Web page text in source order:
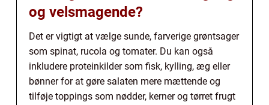
og velsmagende?
Det er vigtigt at vælge sunde, farverige grøntsager
som spinat, rucola og tomater. Du kan også
inkludere proteinkilder som fisk, kylling, æg eller
bønner for at gøre salaten mere mættende og
tilføje toppings som nødder, kerner og tørret frugt